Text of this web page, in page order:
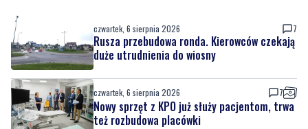
czwartek, 6 sierpnia 2026 7
Rusza przebudowa ronda. Kierowców czekają
duże utrudnienia do wiosny
czwartek, 6 sierpnia 2026 7
Nowy sprzęt z KPO już służy pacjentom, trwa
też rozbudowa placówki